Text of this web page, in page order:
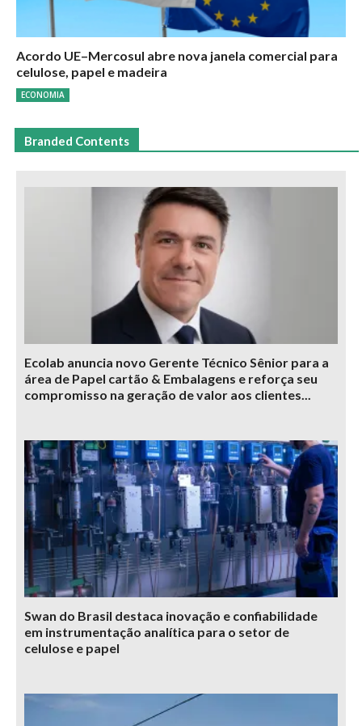
Acordo UE–Mercosul abre nova janela comercial para
celulose, papel e madeira
ECONOMIA
Branded Contents
Ecolab anuncia novo Gerente Técnico Sênior para a
área de Papel cartão & Embalagens e reforça seu
compromisso na geração de valor aos clientes...
Swan do Brasil destaca inovação e confiabilidade
em instrumentação analítica para o setor de
celulose e papel